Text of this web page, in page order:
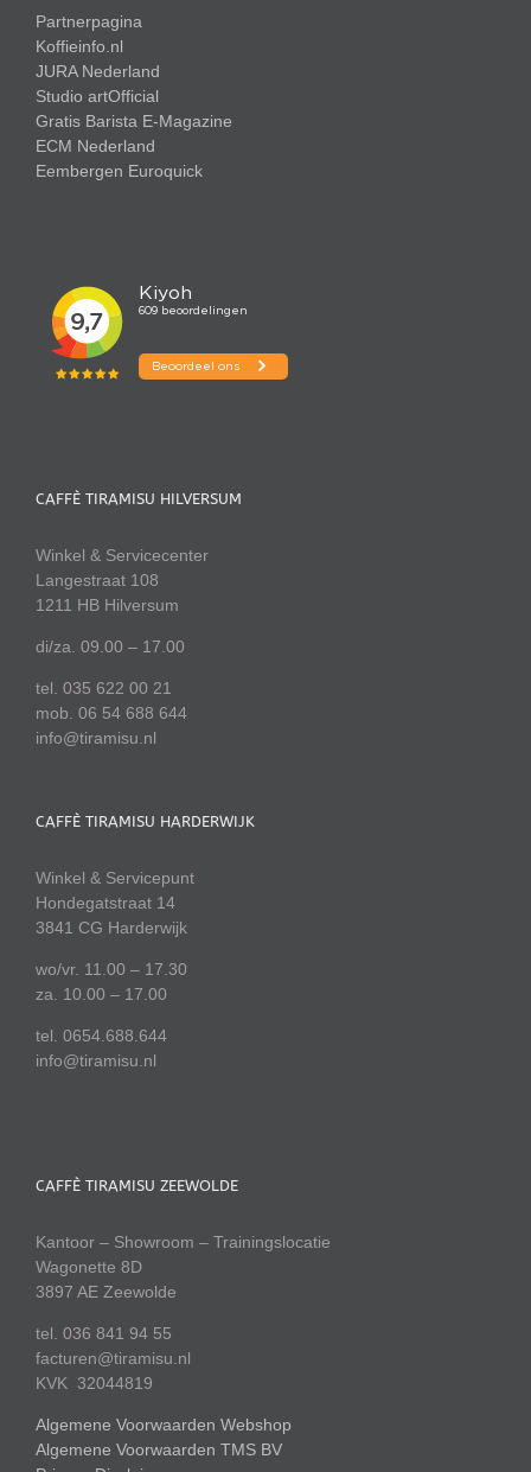
Partnerpagina
Koffieinfo.nl
JURA Nederland
Studio artOfficial
Gratis Barista E-Magazine
ECM Nederland
Eembergen Euroquick
CAFFÈ TIRAMISU HILVERSUM
Winkel & Servicecenter
Langestraat 108
1211 HB Hilversum
di/za. 09.00 – 17.00
tel. 035 622 00 21
mob. 06 54 688 644
info@tiramisu.nl
CAFFÈ TIRAMISU HARDERWIJK
Winkel & Servicepunt
Hondegatstraat 14
3841 CG Harderwijk
wo/vr. 11.00 – 17.30
za. 10.00 – 17.00
tel. 0654.688.644
info@tiramisu.nl
CAFFÈ TIRAMISU ZEEWOLDE
Kantoor – Showroom – Trainingslocatie
Wagonette 8D
3897 AE Zeewolde
tel. 036 841 94 55
facturen@tiramisu.nl
KVK 32044819
Algemene Voorwaarden Webshop
Algemene Voorwaarden TMS BV